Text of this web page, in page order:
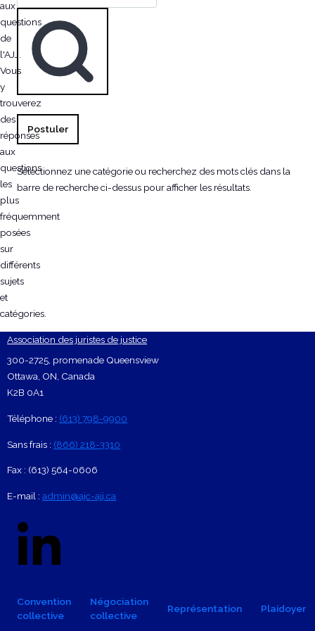
aux
questions
de
l'AJJ.
Vous
y
trouverez
des
réponses
aux
questions
les
plus
fréquemment
posées
sur
différents
sujets
et
catégories.
Postuler
Sélectionnez une catégorie ou recherchez des mots clés dans la
barre de recherche ci-dessus pour afficher les résultats.
Association des juristes de justice
Footer Contact Card
300-2725, promenade Queensview
Ottawa, ON, Canada
K2B 0A1
Téléphone : (613) 798-9900
Sans frais : (866) 218-3310
Fax : (613) 564-0606
E-mail :admin@ajc-ajj.ca
Social Links
Linkedin Logo
Convention
collective
Négociation
collective
Représentation Plaidoyer